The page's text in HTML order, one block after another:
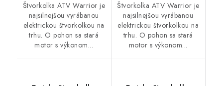
Štvorkolka ATV Warrior je
najsilnejšou vyrábanou
elektrickou štvorkolkou na
trhu. O pohon sa stará
motor s výkonom...
Štvorkolka ATV Warrior je
najsilnejšou vyrábanou
elektrickou štvorkolkou na
trhu. O pohon sa stará
motor s výkonom...